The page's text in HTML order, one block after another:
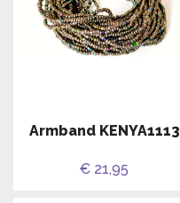
Armband KENYA1113
€ 21,95